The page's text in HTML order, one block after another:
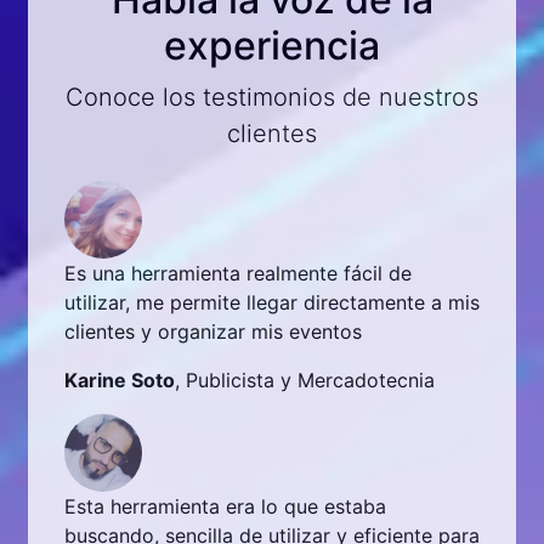
experiencia
Conoce los testimonios de nuestros
clientes
realmente fácil de
llegar directamente a mis
mis eventos
y Mercadotecnia
era lo que estaba
de utilizar y eficiente para
¡Me encanta! Es tan fácil de
hasta me divierte crear mis
mi producto y comienzo a
la recomiendo al 100%.